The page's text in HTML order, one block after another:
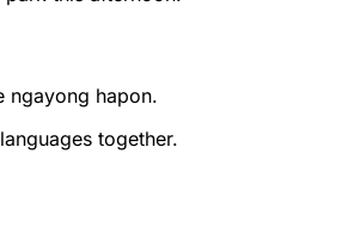
ngayong hapon.
together.